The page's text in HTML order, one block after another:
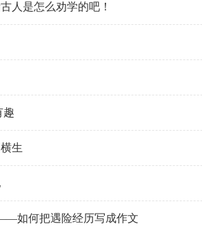
人是怎么劝学的吧！
趣
生
如何把遇险经历写成作文